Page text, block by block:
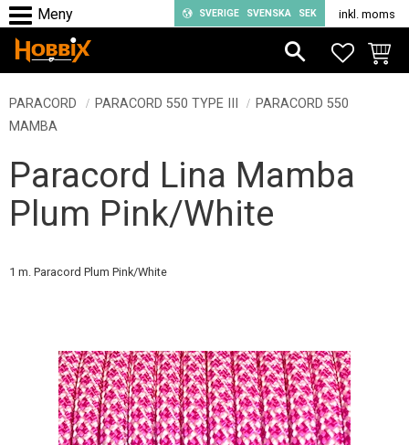
Meny
SVERIGE SVENSKA SEK inkl. moms
PARACORD PARACORD 550 TYPE III
PARACORD 550
MAMBA
Paracord Lina Mamba
Plum Pink/White
1 m. Paracord Plum Pink/White